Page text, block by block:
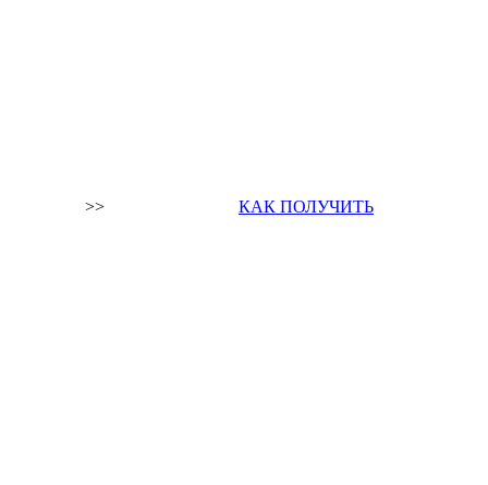
>> КАК ПОЛУЧИТЬ